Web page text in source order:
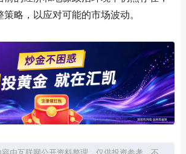
略，以应对可能的市场波动。